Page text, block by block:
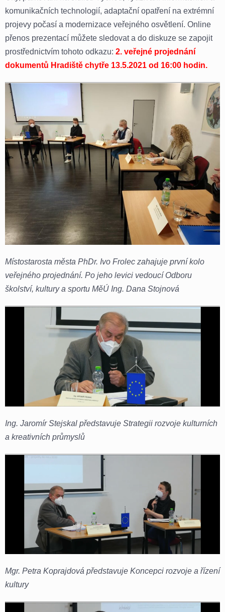
komunikačních technologií, adaptační opatření na extrémní
projevy počasí a modernizace veřejného osvětlení. Online
přenos prezentací můžete sledovat a do diskuze se zapojit
prostřednictvím tohoto odkazu: 2. veřejné projednání
dokumentů Hradiště chytře 13.5.2021 od 16:00 hodin.
Místostarosta města PhDr. Ivo Frolec zahajuje první kolo
veřejného projednání. Po jeho levici vedoucí Odboru
školství, kultury a sportu MěÚ Ing. Dana Stojnová
Ing. Jaromír Stejskal představuje Strategii rozvoje kulturních
a kreativních průmyslů
Mgr. Petra Koprajdová představuje Koncepci rozvoje a řízení
kultury